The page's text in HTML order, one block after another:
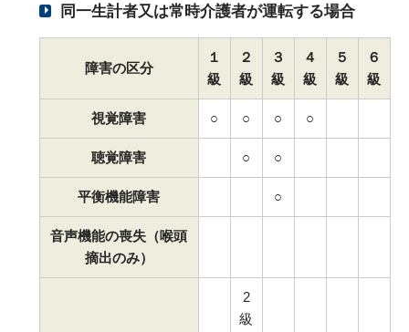
同一生計者又は常時介護者が運転する場合
障害の区分
１
級
２
級
３
級
４
級
５
級
６
級
視覚障害 ○ ○ ○ ○
聴覚障害 ○ ○
平衡機能障害 ○
音声機能の喪失（喉頭
摘出のみ）
2
級